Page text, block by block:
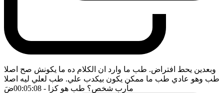
وبعدين يحط افتراض. طب ما وارد ان الكلام ده ما يكونش صح اصلا
طب وهو عادي طب ما ممكن يكون بيكدب علي. طب لعلي ليه اصلا
مأرب شخص؟ طب هو كزا - 00:05:08 ضَ